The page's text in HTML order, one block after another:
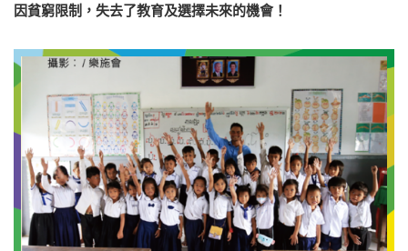
因貧窮限制，失去了教育及選擇未來的機會！